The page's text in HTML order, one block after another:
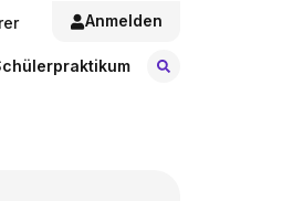
Anmelden